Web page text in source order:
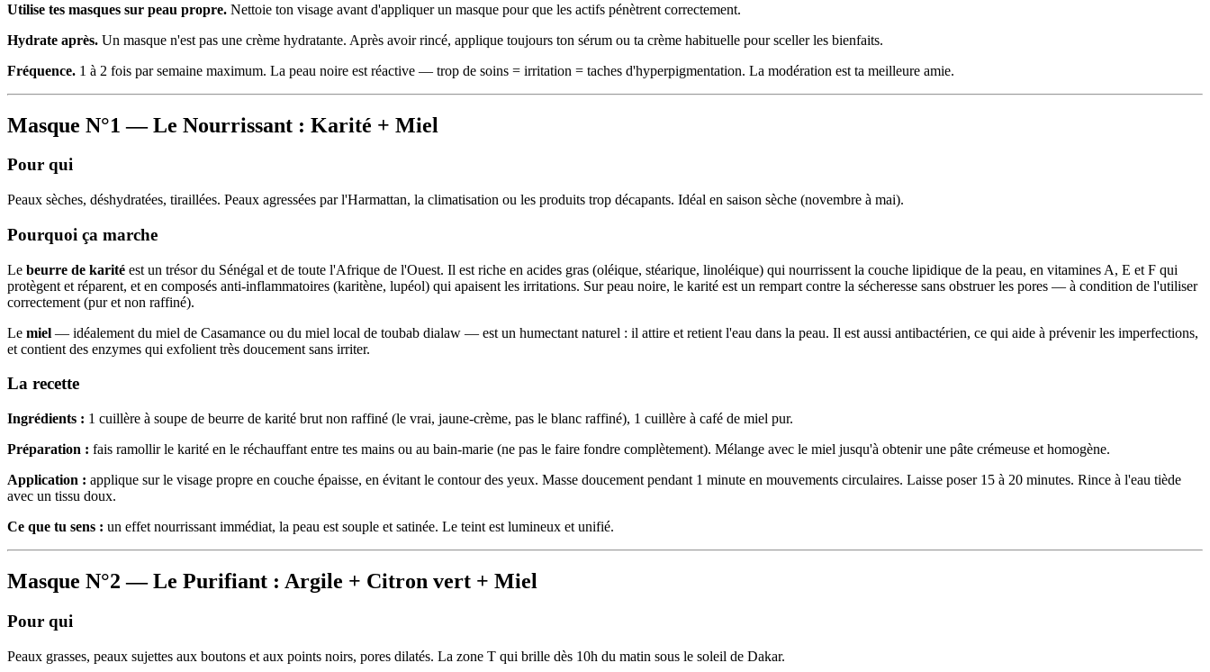
Utilise tes masques sur peau propre. Nettoie ton visage avant d'appliquer un masque pour que les actifs pénètrent correctement.
Hydrate après. Un masque n'est pas une crème hydratante. Après avoir rincé, applique toujours ton sérum ou ta crème habituelle pour sceller les bienfaits.
Fréquence. 1 à 2 fois par semaine maximum. La peau noire est réactive — trop de soins = irritation = taches d'hyperpigmentation. La modération est ta meilleure amie.
Masque N°1 — Le Nourrissant : Karité + Miel
Pour qui
Peaux sèches, déshydratées, tiraillées. Peaux agressées par l'Harmattan, la climatisation ou les produits trop décapants. Idéal en saison sèche (novembre à mai).
Pourquoi ça marche
Le beurre de karité est un trésor du Sénégal et de toute l'Afrique de l'Ouest. Il est riche en acides gras (oléique, stéarique, linoléique) qui nourrissent la couche lipidique de la peau, en vitamines A, E et F qui
protègent et réparent, et en composés anti-inflammatoires (karitène, lupéol) qui apaisent les irritations. Sur peau noire, le karité est un rempart contre la sécheresse sans obstruer les pores — à condition de l'utiliser
correctement (pur et non raffiné).
Le miel — idéalement du miel de Casamance ou du miel local de toubab dialaw — est un humectant naturel : il attire et retient l'eau dans la peau. Il est aussi antibactérien, ce qui aide à prévenir les imperfections,
et contient des enzymes qui exfolient très doucement sans irriter.
La recette
Ingrédients : 1 cuillère à soupe de beurre de karité brut non raffiné (le vrai, jaune-crème, pas le blanc raffiné), 1 cuillère à café de miel pur.
Préparation : fais ramollir le karité en le réchauffant entre tes mains ou au bain-marie (ne pas le faire fondre complètement). Mélange avec le miel jusqu'à obtenir une pâte crémeuse et homogène.
Application : applique sur le visage propre en couche épaisse, en évitant le contour des yeux. Masse doucement pendant 1 minute en mouvements circulaires. Laisse poser 15 à 20 minutes. Rince à l'eau tiède
avec un tissu doux.
Ce que tu sens : un effet nourrissant immédiat, la peau est souple et satinée. Le teint est lumineux et unifié.
Masque N°2 — Le Purifiant : Argile + Citron vert + Miel
Pour qui
Peaux grasses, peaux sujettes aux boutons et aux points noirs, pores dilatés. La zone T qui brille dès 10h du matin sous le soleil de Dakar.